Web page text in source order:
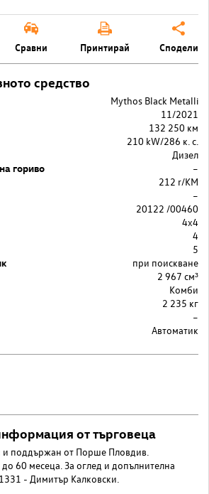
Сравни Принтирай Сподели
средство
Mythos Black Metalli
11/2021
132 250 км
210 kW/286 к. с.
Дизел
гориво
–
212 r/KM
–
20122 /00460
4x4
4
5
при поискване
2 967 cм³
Комби
2 235 кг
–
Автоматик
от търговеца
и поддържан от Порше Пловдив.
60 месеца. За оглед и допълнителна
- Димитър Калковски.